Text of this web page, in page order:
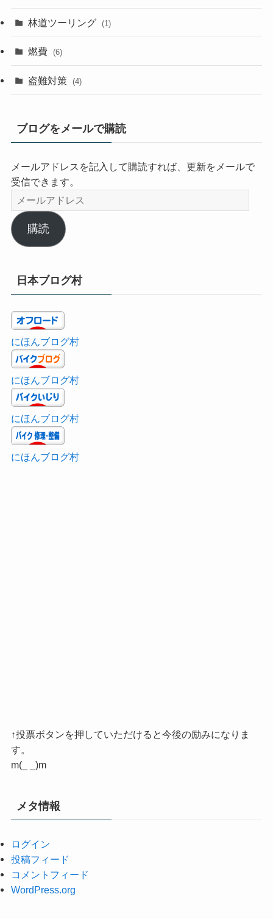
林道ツーリング (1)
燃費 (6)
盗難対策 (4)
ブログをメールで購読
メールアドレスを記入して購読すれば、更新をメールで
受信できます。
メ
ー
ル
ア
レ
ス
購読
日本ブログ村
にほんブログ村
にほんブログ村
にほんブログ村
にほんブログ村
↑投票ボタンを押していただけると今後の励みになりま
す。
m(_ _)m
メタ情報
ログイン
投稿フィード
コメントフィード
WordPress.org